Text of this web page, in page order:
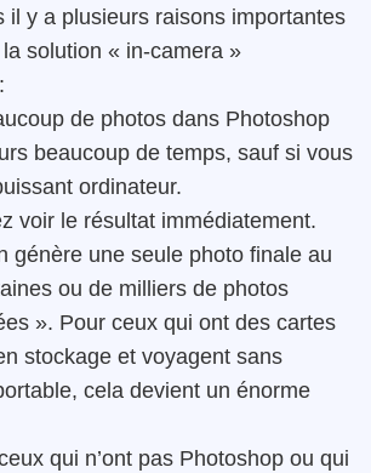
il y a plusieurs raisons importantes
solution « in-camera »
de photos dans Photoshop
beaucoup de temps, sauf si vous
ordinateur.
voir le résultat immédiatement.
génère une seule photo finale au
ou de milliers de photos
». Pour ceux qui ont des cartes
stockage et voyagent sans
cela devient un énorme
qui n’ont pas Photoshop ou qui